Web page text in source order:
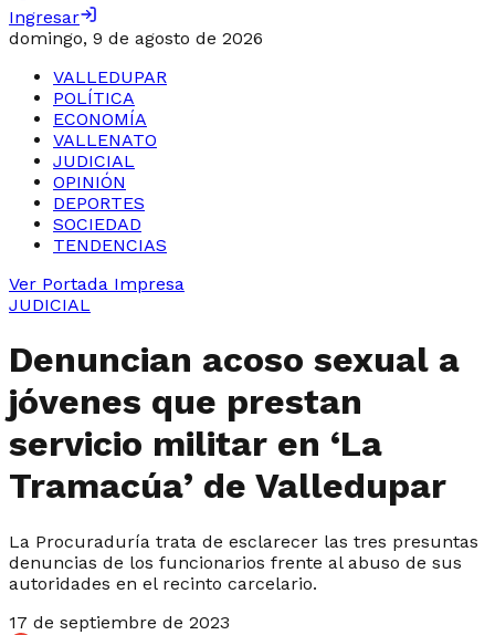
Ingresar
domingo, 9 de agosto de 2026
VALLEDUPAR
POLÍTICA
ECONOMÍA
VALLENATO
JUDICIAL
OPINIÓN
DEPORTES
SOCIEDAD
TENDENCIAS
Ver Portada Impresa
JUDICIAL
Denuncian acoso sexual a
jóvenes que prestan
servicio militar en ‘La
Tramacúa’ de Valledupar
La Procuraduría trata de esclarecer las tres presuntas
denuncias de los funcionarios frente al abuso de sus
autoridades en el recinto carcelario.
17 de septiembre de 2023